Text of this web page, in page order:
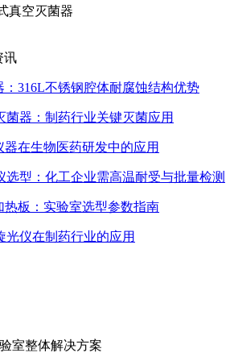
真空灭菌器
讯
：316L不锈钢腔体耐腐蚀结构优势
菌器：制药行业关键灭菌应用
器在生物医药研发中的应用
选型：化工企业需高温耐受与批量检测
热板：实验室选型参数指南
光仪在制药行业的应用
室整体解决方案